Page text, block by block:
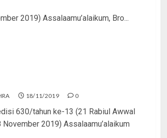
2019) Assalaamu’alaikum, Bro...
18/11/2019 0
630/tahun ke-13 (21 Rabiul Awwal
2019) Assalaamu’alaikum